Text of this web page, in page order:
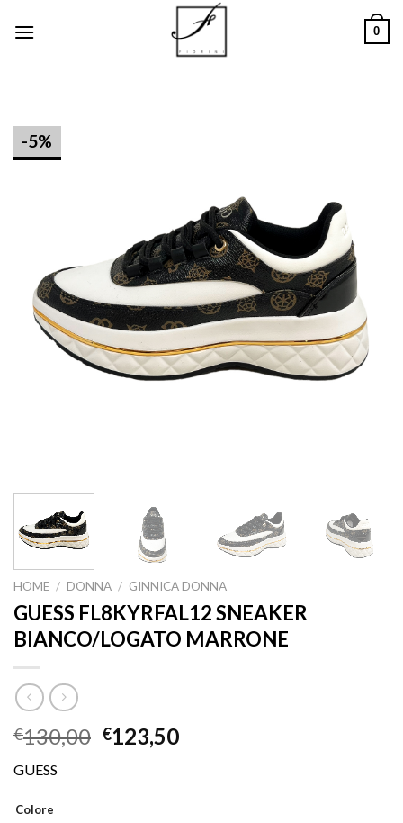
0
-5%
HOME / DONNA / GINNICA DONNA
GUESS FL8KYRFAL12 SNEAKER
BIANCO/LOGATO MARRONE
€130,00 €123,50
GUESS
Colore